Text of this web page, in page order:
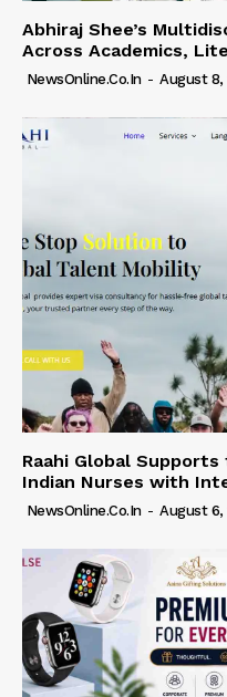
Abhiraj Shee’s
Across Academics,
NewsOnline.co.in - August 8,
Raahi Global
Indian Nurses with
NewsOnline.co.in - August 6,